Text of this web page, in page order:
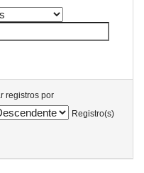
registros por
Registro(s)